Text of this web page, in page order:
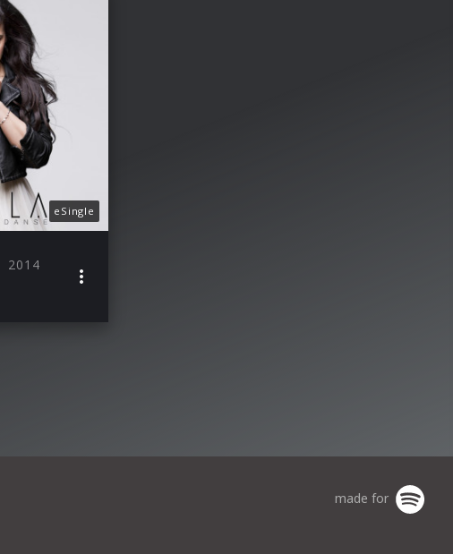
eSingle
2014